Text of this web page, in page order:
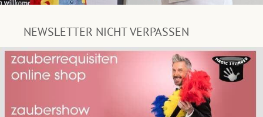
NEWSLETTER NICHT VERPASSEN